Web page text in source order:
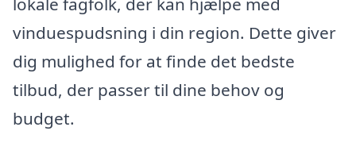
vinduespudsning i din region. Dette giver
dig mulighed for at finde det bedste
tilbud, der passer til dine behov og
budget.